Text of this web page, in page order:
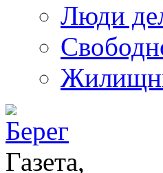
Люди
Газета,